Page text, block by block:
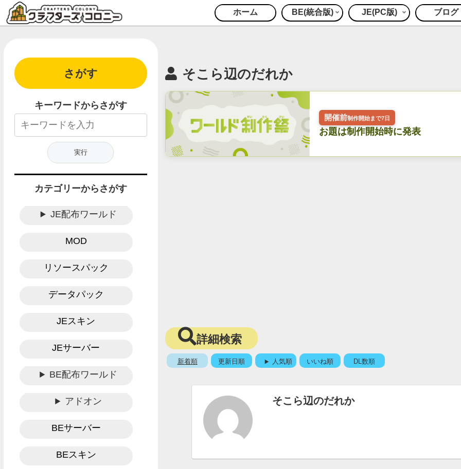
ホーム BE(統合版) JE(PC版) ブログ
そこら辺のだれか
開催前制作開始まで7日
お題は制作開始時に発表
詳細検索
新着順 更新日順 人気順 いいね順 DL数順
そこら辺のだれか
さがす
キーワードからさがす
カテゴリーからさがす
JE配布ワールド
MOD
リソースパック
データパック
JEスキン
JEサーバー
BE配布ワールド
アドオン
BEサーバー
BEスキン